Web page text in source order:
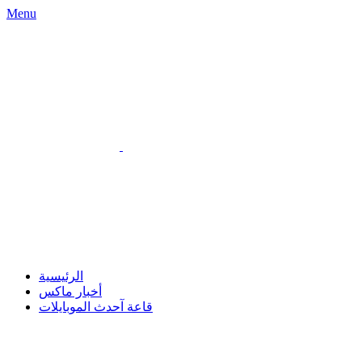
Menu
الرئيسية
أخبار ماكس
قاعة آحدث الموبايلات